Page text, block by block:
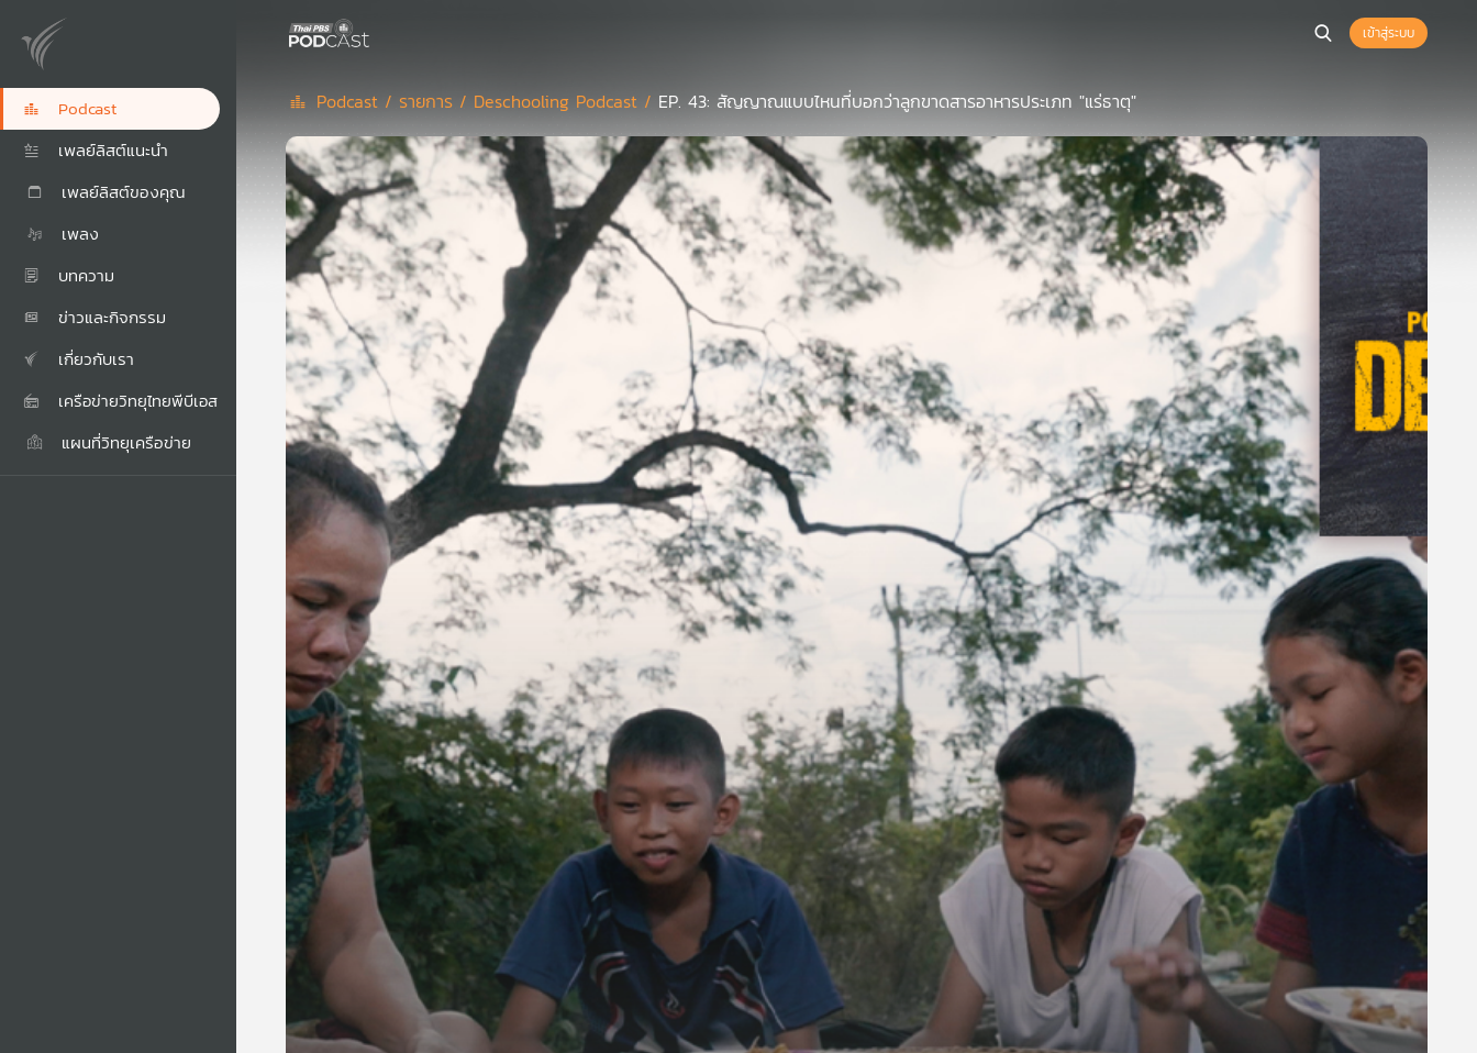
Podcast
เพลย์ลิสต์แนะนำ
เพลย์ลิสต์ของคุณ
เพลง
บทความ
ข่าวและกิจกรรม
เกี่ยวกับเรา
เครือข่ายวิทยุไทยพีบีเอส
แผนที่วิทยุเครือข่าย
เข้าสู่ระบบ
Podcast / รายการ / Deschooling Podcast / EP. 43: สัญญาณแบบไหนที่บอกว่าลูกขาดสารอาหารประเภท "แร่ธาตุ"